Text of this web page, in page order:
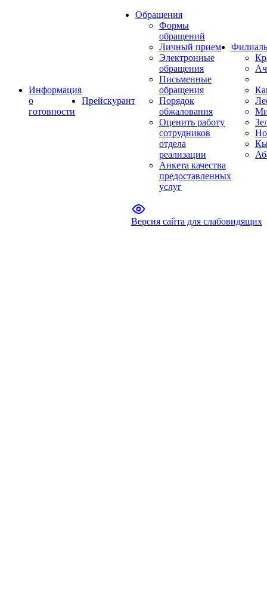
Информация
о
готовности
Прейскурант
Обращения
Формы
обращений
Личный прием
Электронные
обращения
Письменные
обращения
Порядок
обжалования
Оценить работу
сотрудников
отдела
реализации
Анкета качества
предоставленных
услуг
Версия сайта для слабовидящих